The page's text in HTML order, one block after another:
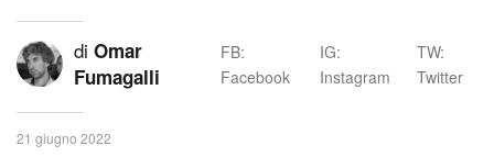
di Omar
Fumagalli
FB:
Facebook
IG:
Instagram
TW:
Twitter
21 giugno 2022